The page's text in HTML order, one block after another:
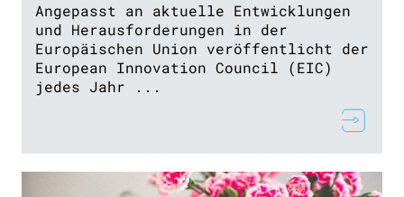
Angepasst an aktuelle Entwicklungen
und Herausforderungen in der
Europäischen Union veröffentlicht der
European Innovation Council (EIC)
jedes Jahr ...